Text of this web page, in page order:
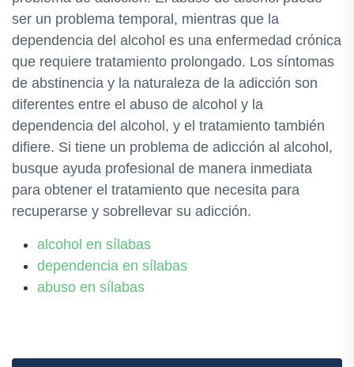
ser un problema temporal, mientras que la
dependencia del alcohol es una enfermedad crónica
que requiere tratamiento prolongado. Los síntomas
de abstinencia y la naturaleza de la adicción son
diferentes entre el abuso de alcohol y la
dependencia del alcohol, y el tratamiento también
difiere. Si tiene un problema de adicción al alcohol,
busque ayuda profesional de manera inmediata
para obtener el tratamiento que necesita para
recuperarse y sobrellevar su adicción.
alcohol en sílabas
dependencia en sílabas
abuso en sílabas